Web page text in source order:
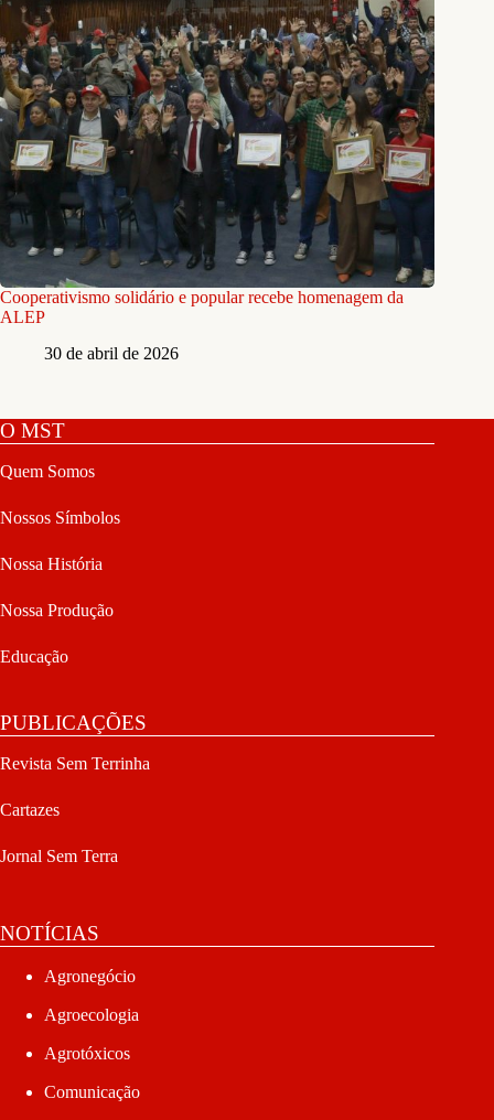
Cooperativismo solidário e popular recebe homenagem da
ALEP
30 de abril de 2026
O MST
Quem Somos
Nossos Símbolos
Nossa História
Nossa Produção
Educação
PUBLICAÇÕES
Revista Sem Terrinha
Cartazes
Jornal Sem Terra
NOTÍCIAS
Agronegócio
Agroecologia
Agrotóxicos
Comunicação